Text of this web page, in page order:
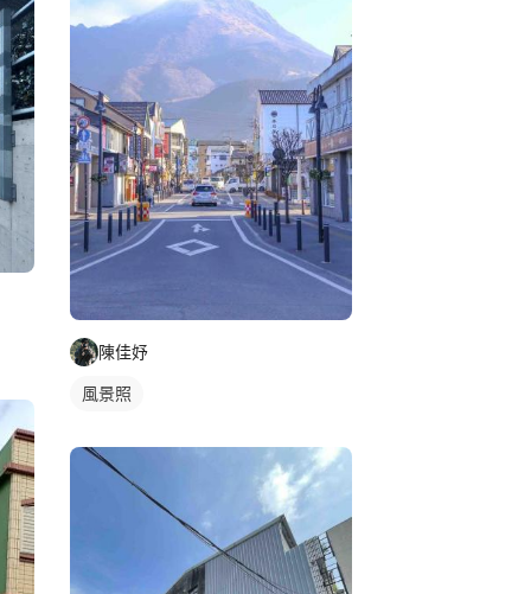
陳佳妤
風景照